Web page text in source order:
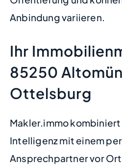
Anbindung variieren.
Ihr
85250
Ottelsburg
Makler.immo
Intelligenz mit einem
Ansprechpartner vor